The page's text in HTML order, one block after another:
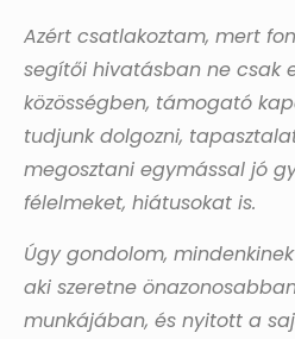
Azért csatlakoztam, mert
segítői hivatásban ne csak
közösségben, támogató
tudjunk dolgozni,
megosztani egymással jó
félelmeket, hiátusokat is.
Úgy gondolom,
aki szeretne
munkájában, és nyitott a